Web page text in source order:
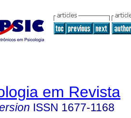
em Revista
ISSN 1677-1168